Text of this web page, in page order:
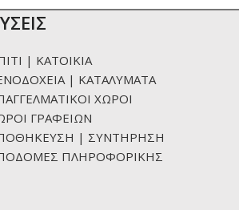
| ΚΑΤΟΙΚΙΑ
| ΚΑΤΑΛΥΜΑΤΑ
ΧΩΡΟΙ
ΓΡΑΦΕΙΩΝ
| ΣΥΝΤΗΡΗΣΗ
ΠΛΗΡΟΦΟΡΙΚΗΣ